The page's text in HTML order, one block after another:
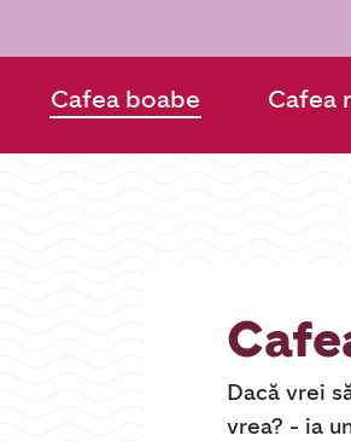
Cafea boabe Cafea
Dacă vrei
vrea? - ia